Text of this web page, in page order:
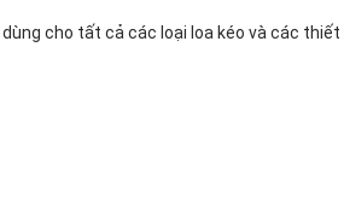
dùng cho tất cả các loại loa kéo và các thiết